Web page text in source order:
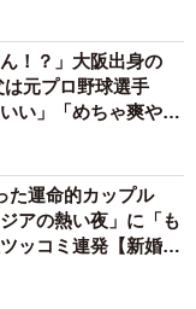
！？」大阪出身の
元プロ野球選手
い」「めちゃ爽や
た運命的カップル
アの熱い夜」に「も
ッコミ連発【新婚さ